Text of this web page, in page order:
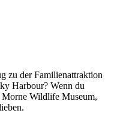
zu der Familienattraktion
Harbour? Wenn du
Wildlife Museum,